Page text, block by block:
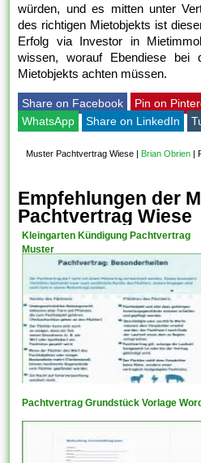
würden, und es mitten unter
des richtigen Mietobjekts ist
Erfolg via Investor in
wissen, worauf Ebendiese bei
Mietobjekts achten müssen.
Share on Facebook Pin on
WhatsApp
Share on LinkedIn
Muster Pachtvertrag Wiese | Brian Obrien |
Empfehlungen der
Pachtvertrag Wiese
Kleingarten Kündigung Pachtvertrag
Muster
Pachtvertrag Grundstück Vorlage